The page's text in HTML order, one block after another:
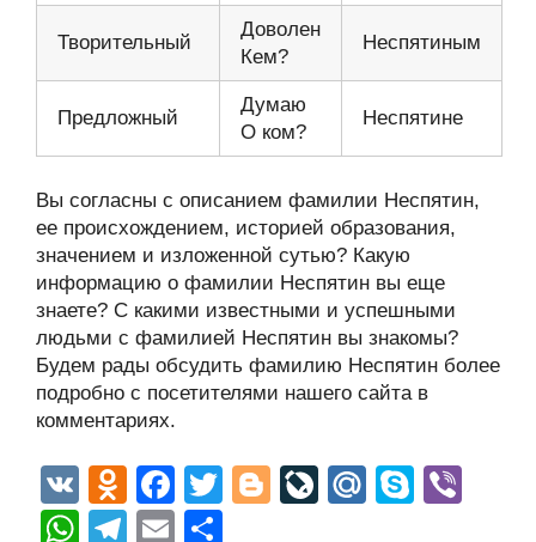
Творительный
Доволен
Кем?
Неспятиным
Предложный
Думаю
О ком?
Неспятине
Вы согласны с описанием фамилии Неспятин,
ее происхождением, историей образования,
значением и изложенной сутью? Какую
информацию о фамилии Неспятин вы еще
знаете? С какими известными и успешными
людьми с фамилией Неспятин вы знакомы?
Будем рады обсудить фамилию Неспятин более
подробно с посетителями нашего сайта в
комментариях.
V
K
O
d
F
a
T
Bl Li
M S
W T
E